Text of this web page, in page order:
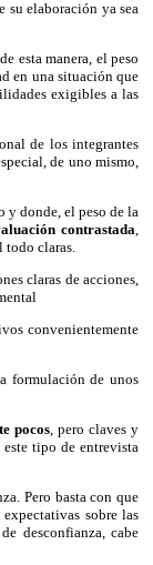
su elaboración ya sea
esta manera, el peso
en una situación que
exigibles a las
de los integrantes
de uno mismo,
y donde, el peso de la
contrastada,
todo claras.
claras de acciones,
convenientemente
formulación de unos
pocos, pero claves y
tipo de entrevista
Pero basta con que
sobre las
desconfianza, cabe